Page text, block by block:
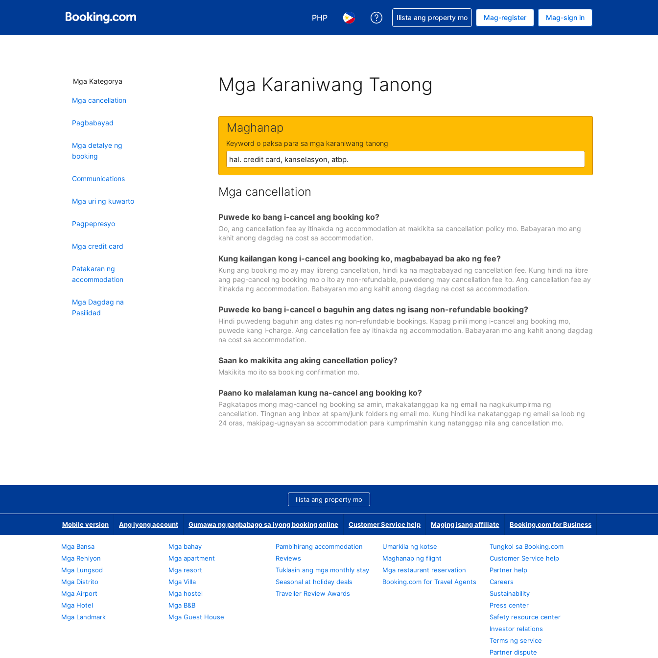
PHP
Pumili ng currency mo. PHP ang currency mo ngayon
Pumili ng wika mo. Filipino ang wika mo ngayon
Makakuha ng tulong sa reservation mo
Ilista ang property mo Mag-register Mag-sign in
Mga Kategorya
Mga cancellation
Pagbabayad
Mga detalye ng
booking
Communications
Mga uri ng kuwarto
Pagpepresyo
Mga credit card
Patakaran ng
accommodation
Mga Dagdag na
Pasilidad
Mga Karaniwang Tanong
Maghanap
Keyword o paksa para sa mga karaniwang tanong
Mga cancellation
Puwede ko bang i-cancel ang booking ko?
Oo, ang cancellation fee ay itinakda ng accommodation at makikita sa cancellation policy mo. Babayaran mo ang
kahit anong dagdag na cost sa accommodation.
Kung kailangan kong i-cancel ang booking ko, magbabayad ba ako ng fee?
Kung ang booking mo ay may libreng cancellation, hindi ka na magbabayad ng cancellation fee. Kung hindi na libre
ang pag-cancel ng booking mo o ito ay non-refundable, puwedeng may cancellation fee ito. Ang cancellation fee ay
itinakda ng accommodation. Babayaran mo ang kahit anong dagdag na cost sa accommodation.
Puwede ko bang i-cancel o baguhin ang dates ng isang non-refundable booking?
Hindi puwedeng baguhin ang dates ng non-refundable bookings. Kapag pinili mong i-cancel ang booking mo,
puwede kang i-charge. Ang cancellation fee ay itinakda ng accommodation. Babayaran mo ang kahit anong dagdag
na cost sa accommodation.
Saan ko makikita ang aking cancellation policy?
Makikita mo ito sa booking confirmation mo.
Paano ko malalaman kung na-cancel ang booking ko?
Pagkatapos mong mag-cancel ng booking sa amin, makakatanggap ka ng email na nagkukumpirma ng
cancellation. Tingnan ang inbox at spam/junk folders ng email mo. Kung hindi ka nakatanggap ng email sa loob ng
24 oras, makipag-ugnayan sa accommodation para kumprimahin kung natanggap nila ang cancellation mo.
Ilista ang property mo
Mobile version Ang iyong account Gumawa ng pagbabago sa iyong booking online Customer Service help Maging isang affiliate Booking.com for Business
Mga Bansa
Mga Rehiyon
Mga Lungsod
Mga Distrito
Mga Airport
Mga Hotel
Mga Landmark
Mga bahay
Mga apartment
Mga resort
Mga Villa
Mga hostel
Mga B&B
Mga Guest House
Pambihirang accommodation
Reviews
Tuklasin ang mga monthly stay
Seasonal at holiday deals
Traveller Review Awards
Umarkila ng kotse
Maghanap ng flight
Mga restaurant reservation
Booking.com for Travel Agents
Tungkol sa Booking.com
Customer Service help
Partner help
Careers
Sustainability
Press center
Safety resource center
Investor relations
Terms ng service
Partner dispute